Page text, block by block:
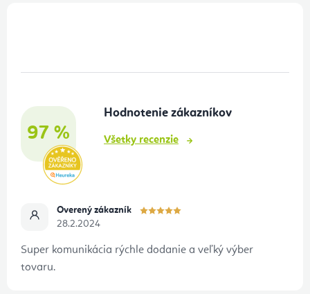
97 %
Hodnotenie zákazníkov
Všetky recenzie
Overený zákazník
28.2.2024
Super komunikácia rýchle dodanie a veľký výber
tovaru.